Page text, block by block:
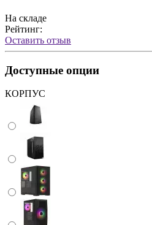
На складе
Рейтинг:
Оставить отзыв
Доступные опции
КОРПУС